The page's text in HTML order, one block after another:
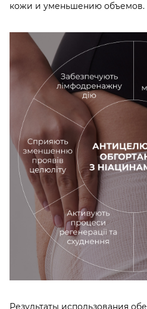
кожи и уменьшению объемов.
Результаты использования